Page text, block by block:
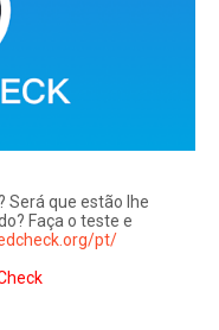
Será que estão lhe
Faça o teste e
pt/